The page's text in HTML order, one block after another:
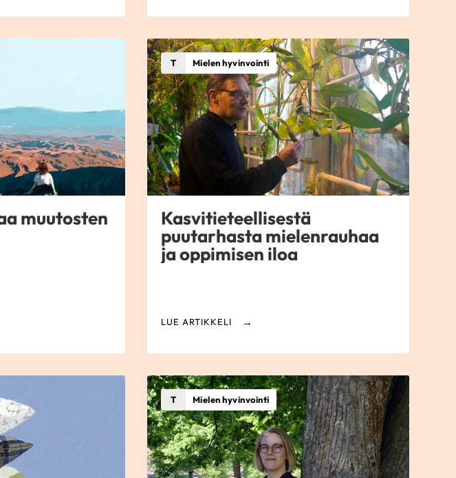
muutosten
T Mielen hyvinvointi
Kasvitieteellisestä
puutarhasta mielenrauhaa
ja oppimisen iloa
LUE ARTIKKELI
T Mielen hyvinvointi